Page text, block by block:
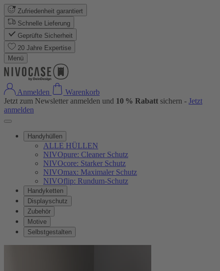
Zufriedenheit garantiert
Schnelle Lieferung
Geprüfte Sicherheit
20 Jahre Expertise
Menü
Anmelden
Warenkorb
Jetzt zum Newsletter anmelden und 10 % Rabatt sichern - Jetzt
anmelden
Handyhüllen
ALLE HÜLLEN
NIVOpure: Cleaner Schutz
NIVOcore: Starker Schutz
NIVOmax: Maximaler Schutz
NIVOflip: Rundum-Schutz
Handyketten
Displayschutz
Zubehör
Motive
Selbstgestalten